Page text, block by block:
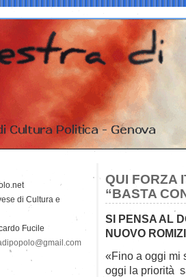
QUI FORZA
“BASTA
SI PENSA AL
NUOVO
«Fino a oggi mi
oggi la priorità
di Cultura e
Fucile